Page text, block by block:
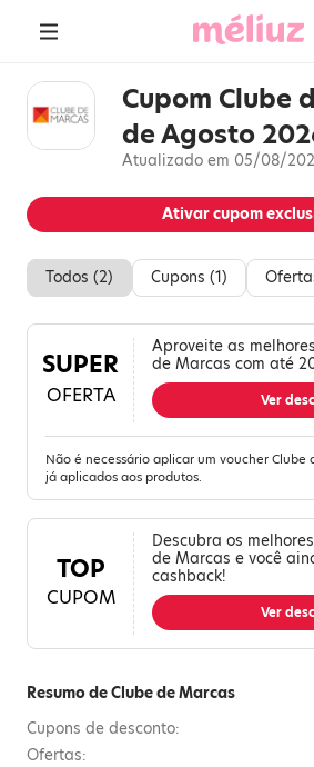
Cupom Clube
de Agosto
Atualizado em 05/08/
Ativar cupom
Todos (2) Cupons (1)
SUPER
OFERTA
Aproveite as
de Marcas com até
Ver
Não é necessário aplicar um voucher Clube
já aplicados aos produtos.
TOP
CUPOM
Descubra os
de Marcas e você
cashback!
Ver
Resumo de Clube de Marcas
Cupons de desconto:
Ofertas: